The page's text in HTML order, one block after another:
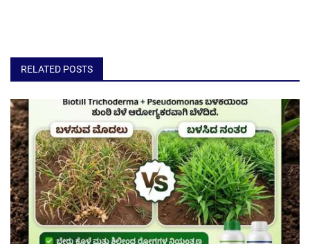
RELATED POSTS